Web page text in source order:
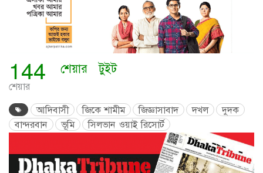
144
শেয়ার
শেয়ার টুইট
আদিবাসী জিকে শামীম জিজ্ঞাসাবাদ দখল
দুদক
বান্দরবান
ভূমি সিলভান ওয়াই রিসোর্ট